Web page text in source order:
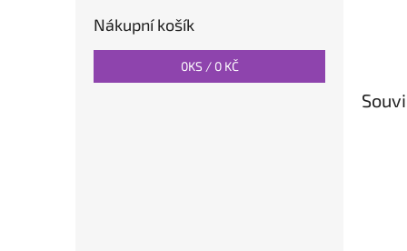
Nákupní košík
0KS / 0 KČ